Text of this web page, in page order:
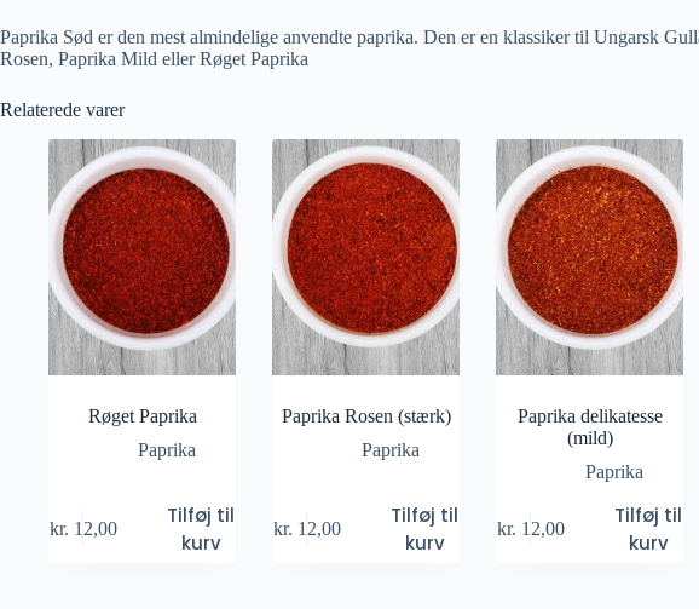
Paprika Sød er den mest almindelige anvendte paprika. Den er en klassiker til Ungarsk
Rosen, Paprika Mild eller Røget Paprika
Relaterede varer
Røget Paprika
Paprika
kr. 12,00
Tilføj til
kurv
Paprika Rosen (stærk)
Paprika
kr. 12,00
Tilføj til
kurv
Paprika delikatesse
(mild)
Paprika
kr. 12,00
Tilføj til
kurv